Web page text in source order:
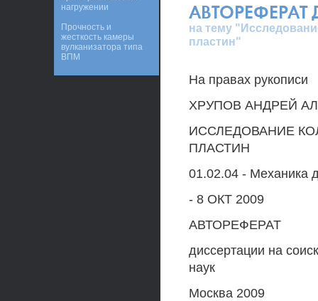
АВТОРЕФЕРАТ
на тему
пластин"
На правах рукописи
ХРУПОВ АНДРЕЙ
ИССЛЕДОВАНИЕ
ПЛАСТИН
01.02.04 - Механика
- 8 ОКТ 2009
АВТОРЕФЕРАТ
диссертации на
наук
Москва 2009
нагружении
Прочность и
жесткость камеры
вулканизатора типа
ВПМ